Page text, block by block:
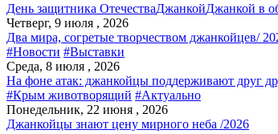
День защитника ОтечестваДжанкойДжанкой в
Четверг, 9 июля , 2026
Два мира, согретые творчеством джанкойцев/
#Новости #Выставки
Среда, 8 июля , 2026
На фоне атак: джанкойцы поддерживают друг
#Крым животворящий #Актуально
Понедельник, 22 июня , 2026
Джанкойцы знают цену мирного неба /2026